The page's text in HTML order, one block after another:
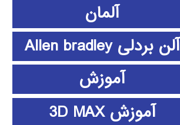
آلمان
آلن بردلی Allen bradley
آموزش
آموزش 3D MAX